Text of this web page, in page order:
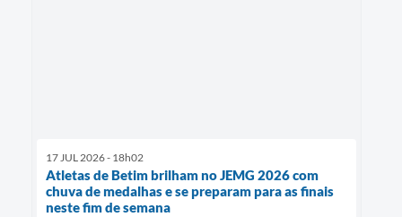
17 JUL 2026 - 18h02
Atletas de Betim brilham no JEMG 2026 com
chuva de medalhas e se preparam para as finais
neste fim de semana